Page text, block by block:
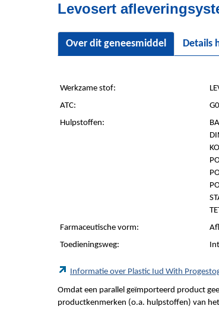
Levosert
Over dit geneesmiddel Details
Werkzame stof:
ATC:
Hulpstoffen:
Farmaceutische vorm:
Toedieningsweg:
Informatie over Plastic Iud With
Omdat een parallel geïmporteerd product
productkenmerken (o.a. hulpstoffen) van